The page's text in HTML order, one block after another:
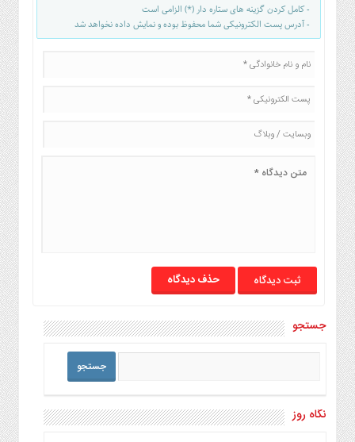
- کامل کردن گزینه های ستاره دار (*) الزامی است
- آدرس پست الکترونیکی شما محفوظ بوده و نمایش داده نخواهد شد
حذف دیدگاه
جستجو
نگاه روز